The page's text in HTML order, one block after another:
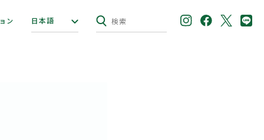
ン 日本語